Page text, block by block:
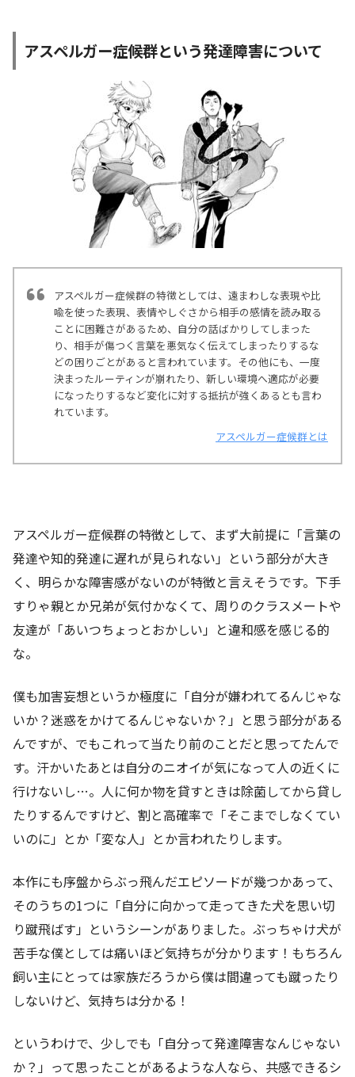
アスペルガー症候群という発達障害について
アスペルガー症候群の特徴としては、遠まわしな表現や比
喩を使った表現、表情やしぐさから相手の感情を読み取る
ことに困難さがあるため、自分の話ばかりしてしまった
り、相手が傷つく言葉を悪気なく伝えてしまったりするな
どの困りごとがあると言われています。その他にも、一度
決まったルーティンが崩れたり、新しい環境へ適応が必要
になったりするなど変化に対する抵抗が強くあるとも言わ
れています。
アスペルガー症候群とは
アスペルガー症候群の特徴として、まず大前提に「言葉の
発達や知的発達に遅れが見られない」という部分が大き
く、明らかな障害感がないのが特徴と言えそうです。下手
すりゃ親とか兄弟が気付かなくて、周りのクラスメートや
友達が「あいつちょっとおかしい」と違和感を感じる的
な。
僕も加害妄想というか極度に「自分が嫌われてるんじゃな
いか？迷惑をかけてるんじゃないか？」と思う部分がある
んですが、でもこれって当たり前のことだと思ってたんで
す。汗かいたあとは自分のニオイが気になって人の近くに
行けないし…。人に何か物を貸すときは除菌してから貸し
たりするんですけど、割と高確率で「そこまでしなくてい
いのに」とか「変な人」とか言われたりします。
本作にも序盤からぶっ飛んだエピソードが幾つかあって、
そのうちの1つに「自分に向かって走ってきた犬を思い切
り蹴飛ばす」というシーンがありました。ぶっちゃけ犬が
苦手な僕としては痛いほど気持ちが分かります！もちろん
飼い主にとっては家族だろうから僕は間違っても蹴ったり
しないけど、気持ちは分かる！
というわけで、少しでも「自分って発達障害なんじゃない
か？」って思ったことがあるような人なら、共感できるシ